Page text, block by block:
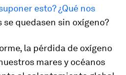
esto? ¿Qué nos
se quedasen sin oxígeno?
la pérdida de oxígeno
mares y océanos